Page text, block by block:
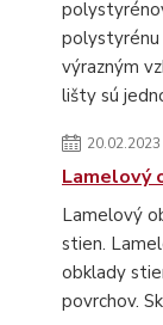
polystyrénu
výrazným
lišty sú
20.02.2023
Lamelový
Lamelový
stien.
obklady
povrchov.